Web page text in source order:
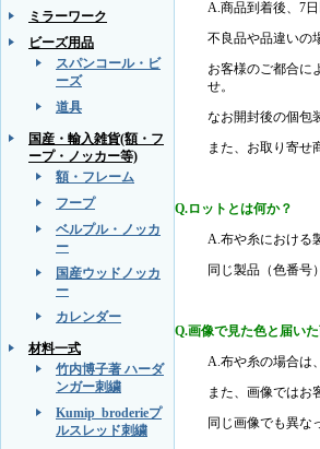
ミラーワーク
ビーズ用品
スパンコール・ビ
ーズ
道具
国産・輸入雑貨(額・フ
ープ・ノッカー等)
額・フレーム
フープ
ベルプル・ノッカ
ー
国産ウッドノッカ
ー
カレンダー
材料一式
竹内博子著 ハーダ
ンガー刺繍
Kumip_broderieプ
ルスレッド刺繍
A.商品到着後、7
不良品や品違いの
お客様のご都合に
せ。
なお開封後の個包
また、お取り寄せ
Q.ロットとは何か？
A.布や糸における
同じ製品（色番号
Q.画像で見た色と届い
A. 布や糸の場合は
また、画像ではお
同じ画像でも異な